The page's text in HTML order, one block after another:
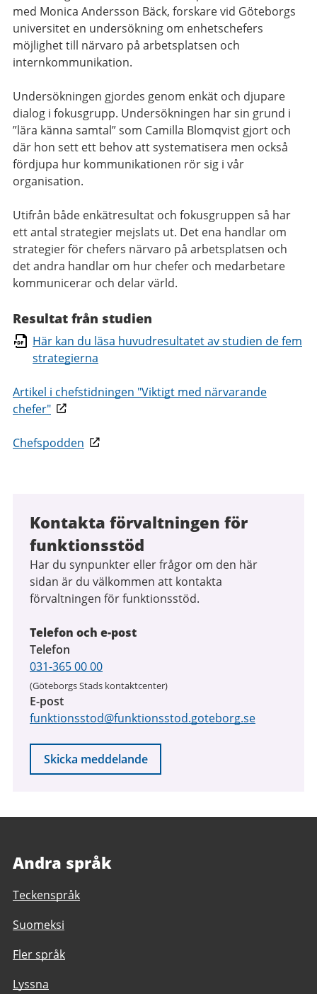
med Monica Andersson Bäck, forskare vid Göteborgs
universitet en undersökning om enhetschefers
möjlighet till närvaro på arbetsplatsen och
internkommunikation.
Undersökningen gjordes genom enkät och djupare
dialog i fokusgrupp. Undersökningen har sin grund i
”lära känna samtal” som Camilla Blomqvist gjort och
där hon sett ett behov att systematisera men också
fördjupa hur kommunikationen rör sig i vår
organisation.
Utifrån både enkätresultat och fokusgruppen så har
ett antal strategier mejslats ut. Det ena handlar om
strategier för chefers närvaro på arbetsplatsen och
det andra handlar om hur chefer och medarbetare
kommunicerar och delar värld.
Resultat från studien
Här kan du läsa huvudresultatet av studien de fem
strategierna
Artikel i chefstidningen "Viktigt med närvarande
chefer"
Chefspodden
Kontakta förvaltningen för
funktionsstöd
Har du synpunkter eller frågor om den här
sidan är du välkommen att kontakta
förvaltningen för funktionsstöd.
Telefon och e-post
Telefon
031-365 00 00
(Göteborgs Stads kontaktcenter)
E-post
funktionsstod@funktionsstod.goteborg.se
Skicka meddelande
Andra språk
Teckenspråk
Suomeksi
Fler språk
Lyssna